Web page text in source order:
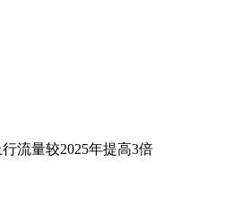
流量较2025年提高3倍